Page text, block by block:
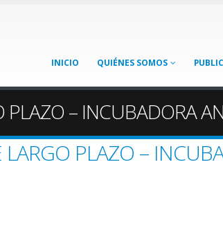
INICIO QUIÉNES SOMOS
– INCUBADORA
PLAZO –